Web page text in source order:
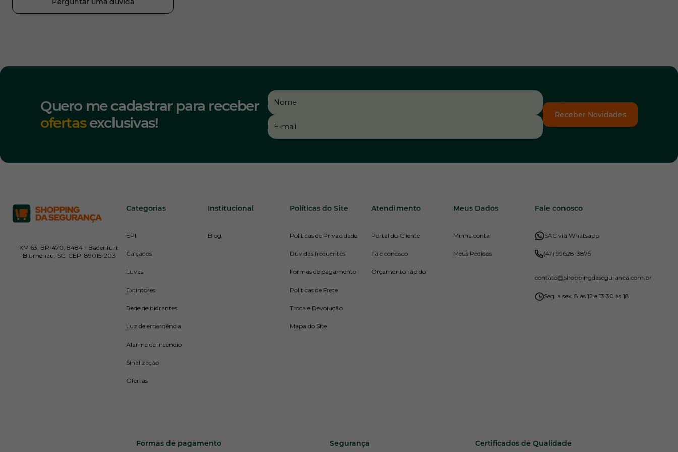
Quero me cadastrar para receber
ofertasexclusivas! Receber Novidades
KM 63, BR-470, 8484 - Badenfurt.
Blumenau, SC. CEP: 89015-203
Categorias
EPI
Calçados
Luvas
Extintores
Rede de hidrantes
Luz de emergência
Alarme de incêndio
Sinalização
Ofertas
Institucional
Blog
Políticas do Site
Políticas de Privacidade
Dúvidas frequentes
Formas de pagamento
Políticas de Frete
Troca e Devolução
Mapa do Site
Atendimento
Portal do Cliente
Fale conosco
Orçamento rápido
Meus Dados
Minha conta
Meus Pedidos
Fale conosco
SAC via Whatsapp
(47) 99628-3875
contato@shoppingdaseguranca.com.br
Seg. a sex. 8 às 12 e 13:30 às 18
Formas de pagamento Segurança Certificados de Qualidade